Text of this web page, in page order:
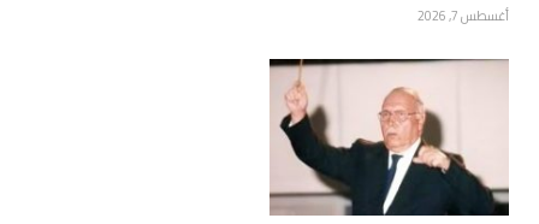
أغسطس 7, 2026